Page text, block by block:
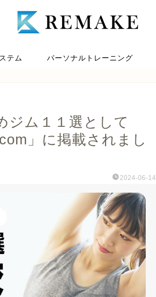
テム パーソナルトレーニング
ジム１１選として
」に掲載されまし
2024-06-14